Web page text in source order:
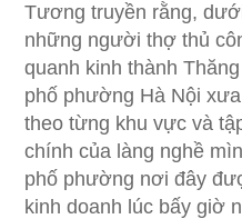
Tương truyền rằng,
những người thợ thủ
quanh kinh thành
phố phường Hà Nội
theo từng khu vực và
chính của làng nghề
phố phường nơi đây
kinh doanh lúc bấy giờ